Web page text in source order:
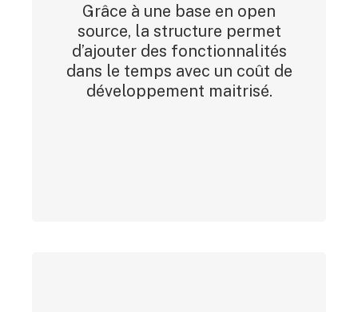
Grâce à une base en open
source, la structure permet
d’ajouter des fonctionnalités
dans le temps avec un coût de
développement maitrisé.